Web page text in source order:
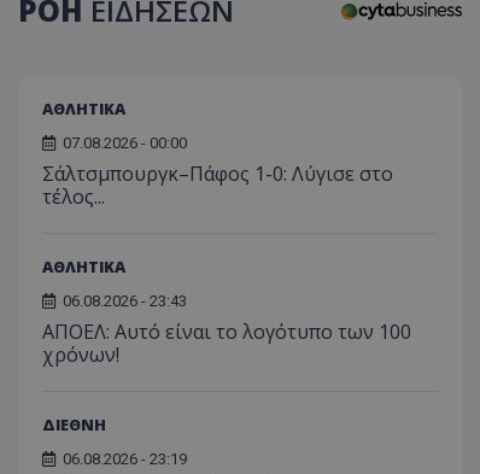
ΡΟΗ ΕΙΔΗΣΕΩΝ
ΑΘΛΗΤΙΚΑ
07.08.2026 - 00:00
Σάλτσμπουργκ–Πάφος 1-0: Λύγισε στο
τέλος...
ΑΘΛΗΤΙΚΑ
06.08.2026 - 23:43
ΑΠΟΕΛ: Αυτό είναι το λογότυπο των 100
χρόνων!
ΔΙΕΘΝΗ
06.08.2026 - 23:19